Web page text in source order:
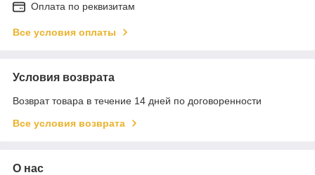
Оплата по реквизитам
Все условия оплаты
Условия возврата
Возврат товара в течение 14 дней по договоренности
Все условия возврата
О нас